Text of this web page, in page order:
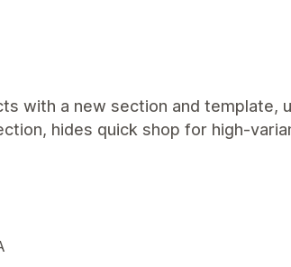
with a new section and template,
hides quick shop for high-